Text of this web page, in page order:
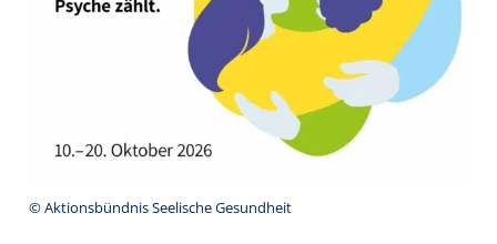
© Aktionsbündnis Seelische Gesundheit